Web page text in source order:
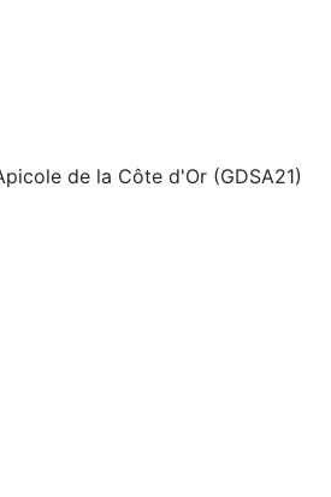
de la Côte d'Or (GDSA21)